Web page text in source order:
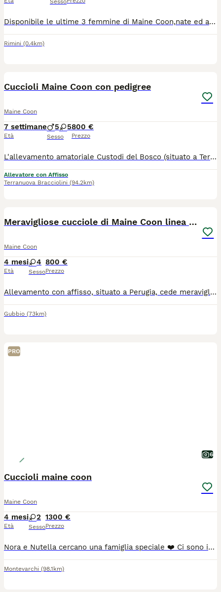
Sesso
Disponibile le ultime 3 femmine di Maine Coon,nate ed allevate in famiglia,seguite fin dalla nascita con tanto amore e dedizione,svezzate con alimenti di alta qualità,per maggiori informazioni/foto/video contattatemi tramite WhatsApp al 3889944741
Rimini (0.4km)
Cuccioli Maine Coon con pedigree
Maine Coon
7 settimane
Età
5 5
Sesso
800 €
Prezzo
L'allevamento amatoriale Custodi del Bosco (situato a Terranuova Bracciolini, Arezzo) è lieto di annunciare la nascita di due splendide cucciolate di Maine Coon! I piccoli saranno pronti per raggiungere le loro nuove famiglie a partire da settembre. I nostri cuccioli crescono in un ambiente familiare, circondati da amore e attenzioni, per garantire un carattere equilibrato, socievole e affettuoso. Cosa include la cessione del cucciolo: Pedigree AFEF Microchip già inserito e registrazione all'anagrafe felina Ciclo di vaccinazioni e sverminazioni effettuati. Libretto sanitario Test genetici dei genitori Nota sulle foto: i cuccioli contrassegnati con una X sono già stati prenotati e non sono più disponibili. Ci troviamo a Terranuova Bracciolini (AR), in Toscana. Se vuoi venire a conoscerli o desideri ricevere maggiori informazioni, foto e video dei singoli cuccioli, non esitare a contattarci! Saremo felici di trovare la famiglia perfetta per ognuno dei nostri "Custodi del Bosco".
Allevatore con Affisso
Terranuova Bracciolini (94.2km)
Meravigliose cucciole di Maine Coon linea russa
Maine Coon
4 mesi
Età
4
Sesso
800 €
Prezzo
Allevamento con affisso, situato a Perugia, cede meravigliose cucciole di Maine Coon, linea russa, con pedigree AGI. Le cucciole, nate il 2 aprile, presentano un meraviglioso manto tortie. Al momento della cessione (90 giorni dalla nascita) avranno libretto sanitario con doppia vaccinazione e trattamento vermifugo, microchip, principali test genetici ( SMA, PKDef, HCM) ed ecocardio i dei genitori negativi, regolare contratto di cessione e pedigree AGI. Gradita piccola presentazione, contattateci per qualsiasi info, saremo lieti di rispondere!
Gubbio (73km)
PRO
6
Cuccioli maine coon
Maine Coon
4 mesi
Età
2
Sesso
1300 €
Prezzo
Nora e Nutella cercano una famiglia speciale ❤️ Ci sono incontri che aspettano solo il momento giusto per accadere. Nora, elegante Black Silver ticket e Nutella, affascinante Black Smok due splendide cucciole Maine Coon che saranno pronte a lasciare il nido dal 10 luglio. Cresciute in casa con amore e attenzioni quotidiane, sono abituate alla presenza di persone, bambini, altri gatti e cani. Hanno un carattere dolce, equilibrato e socievole, tipico di cucciole allevate in un vero ambiente familiare. Saranno affidate con: 🐾 Microchip 🐾 Vaccinazioni in regola per l'età 🐾 Sverminazioni effettuate 🐾 Pedigree 🐾 Libretto sanitario 🐾 Genitori sottoposti a test genetici per le principali patologie della razza La nostra priorità è trovare per loro famiglie responsabili e amorevoli, che sappiano apprezzare non solo la loro bellezza, ma anche il meraviglioso carattere che le contraddistingue.
Montevarchi (98.1km)